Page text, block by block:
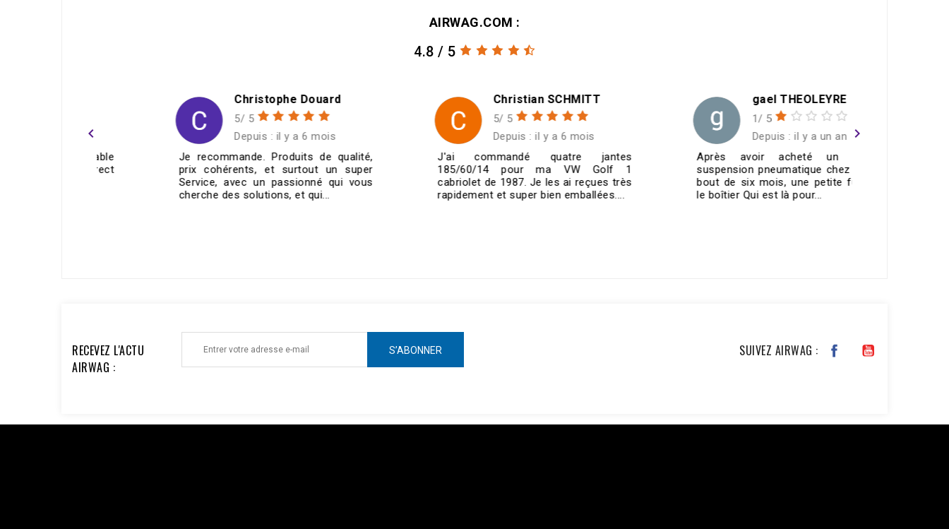
AIRWAG.COM :
4.8 / 5
Christophe Douard
5/ 5
Depuis : il y a 6 mois
Je recommande. Produits de qualité,
prix cohérents, et surtout un super
Service, avec un passionné qui vous
cherche des solutions, et qui...
Christian SCHMITT
5/ 5
Depuis : il y a 6 mois
J'ai commandé quatre jantes
185/60/14 pour ma VW Golf 1
cabriolet de 1987. Je les ai reçues très
rapidement et super bien emballées....
gael THEOLEYRE
1/ 5
Depuis : il y a un an
Après avoir acheté un kit de
suspension pneumatique chez eux, au
bout de six mois, une petite fuite sur
le boîtier Qui est là pour...
navigate_before navigate_next
RECEVEZ L'ACTU
AIRWAG :
SUIVEZ AIRWAG :